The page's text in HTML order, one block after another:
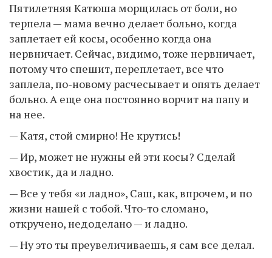
Пятилетняя Катюша морщилась от боли, но
терпела — мама вечно делает больно, когда
заплетает ей косы, особенно когда она
нервничает. Сейчас, видимо, тоже нервничает,
потому что спешит, переплетает, все что
заплела, по-новому расчесывает и опять делает
больно. А еще она постоянно ворчит на папу и
на нее.
— Катя, стой смирно! Не крутись!
— Ир, может не нужны ей эти косы? Сделай
хвостик, да и ладно.
— Все у тебя «и ладно», Саш, как, впрочем, и по
жизни нашей с тобой. Что-то сломано,
откручено, недоделано — и ладно.
— Ну это ты преувеличиваешь, я сам все делал.